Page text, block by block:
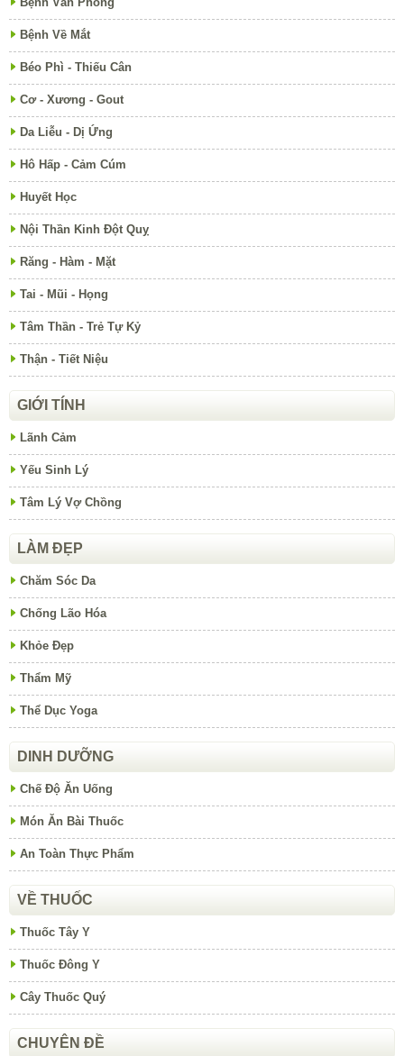
Bệnh Về Mắt
Béo Phì - Thiếu Cân
Cơ - Xương - Gout
Da Liễu - Dị Ứng
Hô Hấp - Cảm Cúm
Huyết Học
Nội Thần Kinh Đột Quỵ
Răng - Hàm - Mặt
Tai - Mũi - Họng
Tâm Thần - Trẻ Tự Kỷ
Thận - Tiết Niệu
GIỚI TÍNH
Lãnh Cảm
Yếu Sinh Lý
Tâm Lý Vợ Chồng
LÀM ĐẸP
Chăm Sóc Da
Chống Lão Hóa
Khỏe Đẹp
Thẩm Mỹ
Thể Dục Yoga
DINH DƯỠNG
Chế Độ Ăn Uống
Món Ăn Bài Thuốc
An Toàn Thực Phẩm
VỀ THUỐC
Thuốc Tây Y
Thuốc Đông Y
Cây Thuốc Quý
CHUYÊN ĐỀ